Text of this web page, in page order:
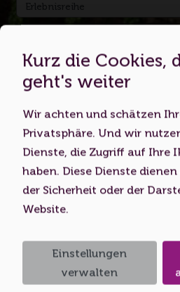
Einzigartige
Dies ist eine
Indem Sie diese
bestätigen Sie, dass
Jahre alt sind
Volljährigkeitsalter
Ich bin 18
Kurz die Cookies,
geht's weiter
Wir achten und schätzen
Privatsphäre. Und wir
Dienste, die Zugriff auf Ihre
haben. Diese Dienste
der Sicherheit oder der
Website.
Einstellungen
verwalten